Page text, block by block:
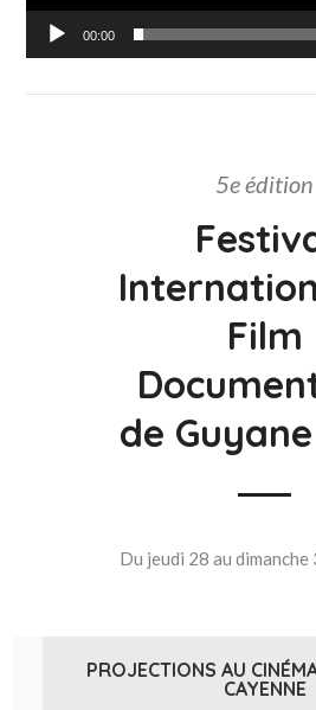
00:00
5e édition
Film
de
Du jeudi 28 au dimanche
PROJECTIONS AU
CAYENNE